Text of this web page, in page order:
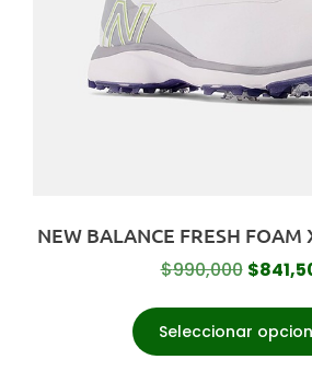
NEW BALANCE FRESH FOAM
$990,000 $
Seleccionar